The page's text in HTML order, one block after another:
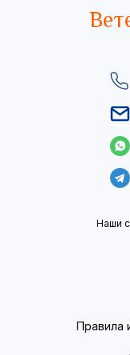
Наши
Правила